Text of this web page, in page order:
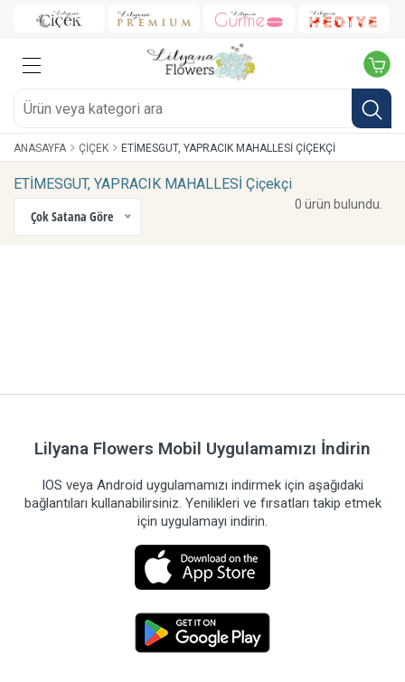
ANASAYFA ÇIÇEK ETİMESGUT, YAPRACIK MAHALLESİ ÇIÇEKÇI
ETİMESGUT, YAPRACIK MAHALLESİ Çiçekçi
Çok Satana Göre
0 ürün bulundu.
Lilyana Flowers Mobil Uygulamamızı İndirin
IOS veya Android uygulamamızı indirmek için aşağıdaki
bağlantıları kullanabilirsiniz. Yenilikleri ve fırsatları takip etmek
için uygulamayı indirin.